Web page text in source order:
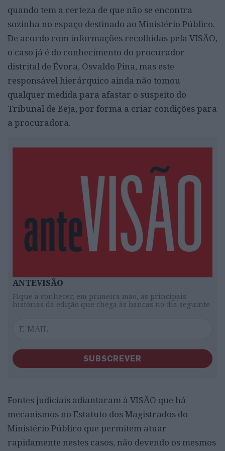
quando tem a certeza de que não se encontra
sozinha no espaço destinado ao Ministério Público.
De acordo com informações recolhidas pela VISÃO,
o caso já é do conhecimento do procurador
distrital de Évora, Osvaldo Pina, mas este
responsável hierárquico ainda não tomou
qualquer medida para afastar o suspeito do
Tribunal de Beja, por forma a criar condições para
a procuradora.
ANTEVISÃO
Fique a conhecer, em primeira mão, as principais
histórias da edição que chega às bancas no dia seguinte
SUBSCREVER
Fontes judiciais adiantaram à VISÃO que há
mecanismos no Estatuto dos Magistrados do
Ministério Público que permitem atuar
rapidamente nestes casos, não devendo os mesmos